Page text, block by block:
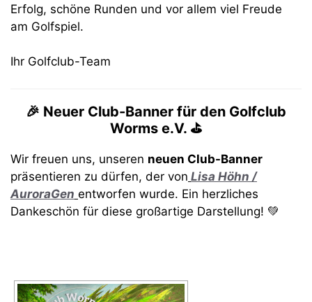
Erfolg, schöne Runden und vor allem viel Freude
am Golfspiel.
Ihr Golfclub-Team
🎉 Neuer Club-Banner für den Golfclub
Worms e.V. ⛳️
Wir freuen uns, unseren neuen Club-Banner
präsentieren zu dürfen, der von Lisa Höhn /
AuroraGen entworfen wurde. Ein herzliches
Dankeschön für diese großartige Darstellung! 💚